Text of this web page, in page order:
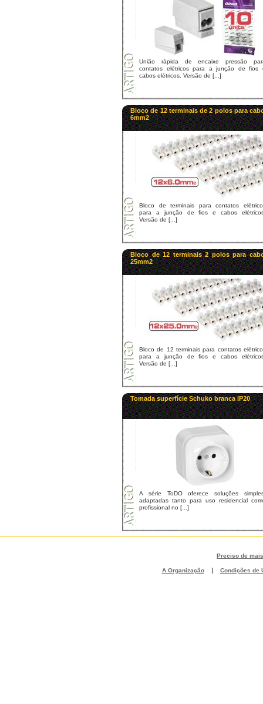
União rápida de encaixe pressão
contatos elétricos para a junção de fios
cabos elétricos. Versão de [...]
Bloco de 12 terminais de 2 polos para
6mm2
Bloco de terminais para contatos
para a junção de fios e cabos
Versão de [...]
Bloco de 12 terminais 2 polos para
25mm2
Bloco de 12 terminais para contatos
para a junção de fios e cabos
Versão de [...]
Tomada superfície Schuko branca IP20
A série ToDO oferece soluções
adaptadas tanto para uso residencial
profissional no [...]
Preciso de
A Organização | Condições de